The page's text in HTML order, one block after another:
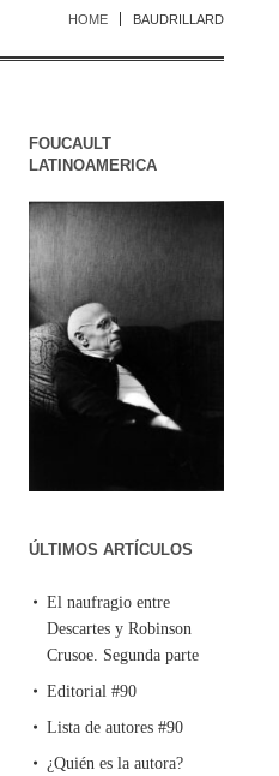
HOME BAUDRILLARD
FOUCAULT
LATINOAMERICA
ÚLTIMOS ARTÍCULOS
El naufragio entre
Descartes y Robinson
Crusoe. Segunda parte
Editorial #90
Lista de autores #90
¿Quién es la autora?